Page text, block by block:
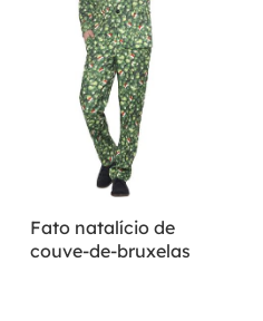
Fato natalício de
couve-de-bruxelas